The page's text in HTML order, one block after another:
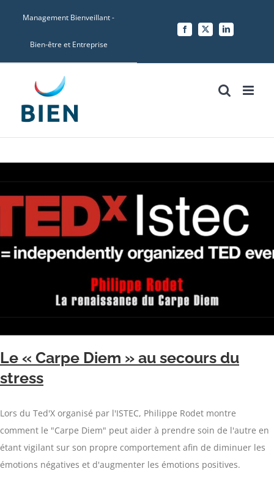
Management Bienveillant -
Bien-être et Entreprise
Facebook
X LinkedIn
Le « Carpe Diem » au secours du
stress
Lors du Ted'X organisé par l'ISTEC, Philippe Rodet montre
comment le "Carpe Diem" peut aider à prendre soin de l'autre en
étant vigilant sur son propre comportement afin de diminuer les
émotions négatives et d'augmenter les émotions positives.